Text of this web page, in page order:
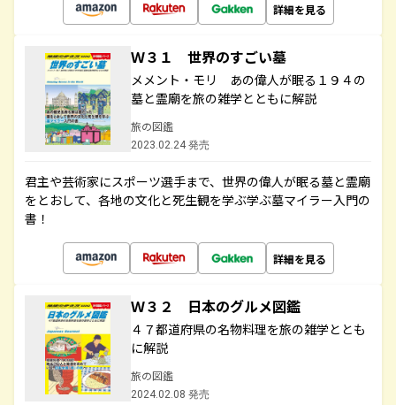
詳細を見る
Ｗ３１ 世界のすごい墓
メメント・モリ あの偉人が眠る１９４の
墓と霊廟を旅の雑学とともに解説
旅の図鑑
2023.02.24 発売
君主や芸術家にスポーツ選手まで、世界の偉人が眠る墓と霊廟
をとおして、各地の文化と死生観を学ぶ学ぶ墓マイラー入門の
書！
詳細を見る
Ｗ３２ 日本のグルメ図鑑
４７都道府県の名物料理を旅の雑学ととも
に解説
旅の図鑑
2024.02.08 発売